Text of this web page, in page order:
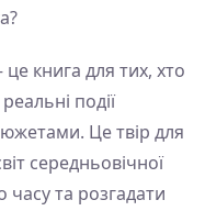
книга для тих, хто
події
Це твір для
середньовічної
часу та розгадати